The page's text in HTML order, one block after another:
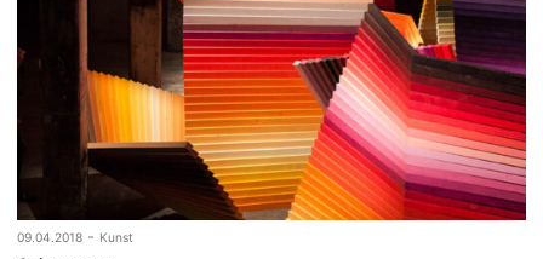
09.04.2018 - Kunst